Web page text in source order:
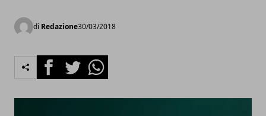
di Redazione30/03/2018
FacebookTwitterWhatsapp